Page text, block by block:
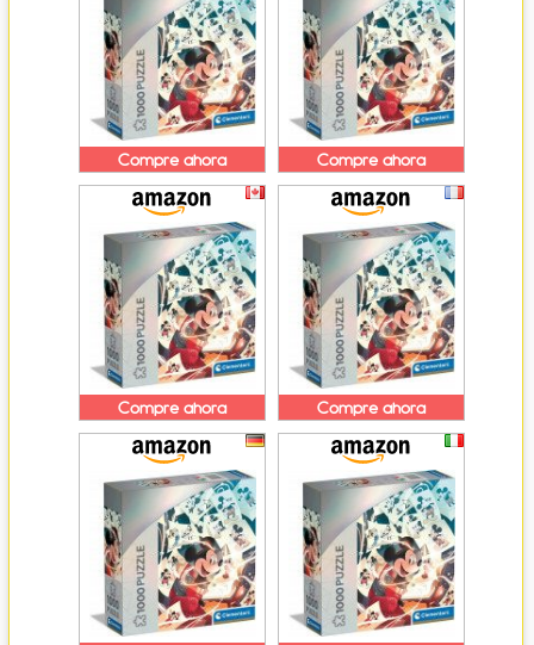
Compre ahora Compre ahora
Compre ahora Compre ahora